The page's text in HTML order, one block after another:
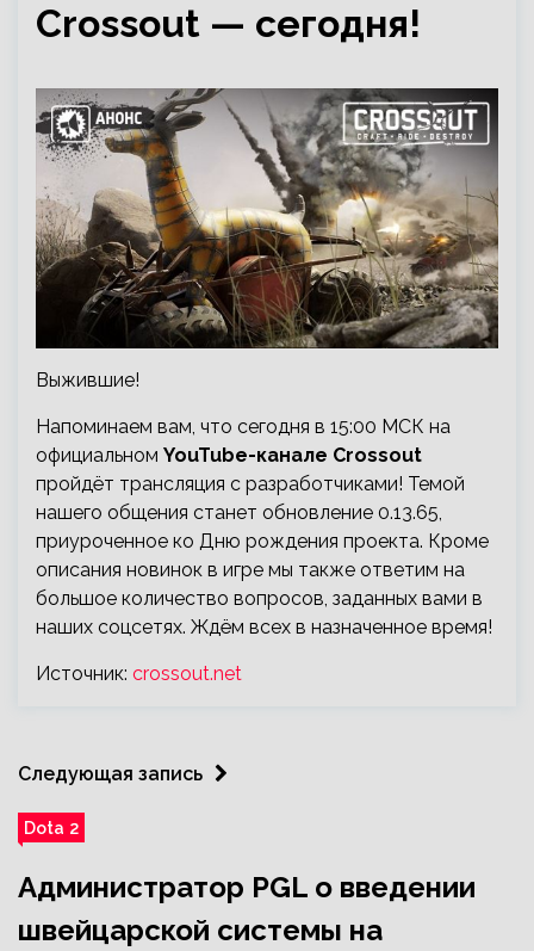
Crossout — сегодня!
Выжившие!
Напоминаем вам, что сегодня в 15:00 МСК на
официальном YouTube-канале Crossout
пройдёт трансляция с разработчиками! Темой
нашего общения станет обновление 0.13.65,
приуроченное ко Дню рождения проекта. Кроме
описания новинок в игре мы также ответим на
большое количество вопросов, заданных вами в
наших соцсетях. Ждём всех в назначенное время!
Источник: crossout.net
Следующая запись
Dota 2
Администратор PGL о введении
швейцарской системы на